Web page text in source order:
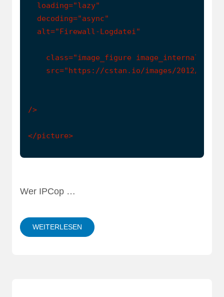
  loading="lazy"
  decoding="async"
  alt="Firewall-Logdatei"
class="image_figure image_internal
src="https://cstan.io/images/2012/12/1-
/>
Wer IPCop …
WEITERLESEN